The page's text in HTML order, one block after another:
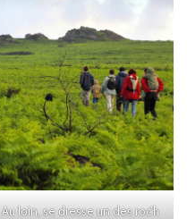
Au loin, se dresse un des roc’h